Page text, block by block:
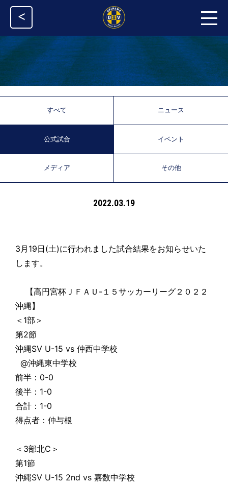
<
すべて ニュース
公式試合 イベント
メディア その他
2022.03.19
3月19日(土)に行われました試合結果をお知らせいた
します。
【高円宮杯ＪＦＡＵ-１５サッカーリーグ２０２２
沖縄】
＜1部＞
第2節
沖縄SV U-15 vs 仲西中学校
@沖縄東中学校
前半：0-0
後半：1-0
合計：1-0
得点者：仲与根
＜3部北C＞
第1節
沖縄SV U-15 2nd vs 嘉数中学校